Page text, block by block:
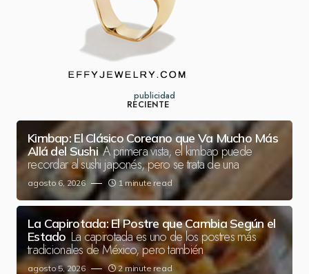
publicidad
RECIENTE
Kimbap: El Clásico Coreano que Va Mucho Más
Allá del Sushi A primera vista, el kimbap puede
recordar al sushi japonés, pero se trata de una
agosto 6, 2026 1 minute read
La Capirotada: El Postre que Cambia Según el
Estado La capirotada es uno de los postres más
tradicionales de México, pero también
agosto 5, 2026 2 minute read